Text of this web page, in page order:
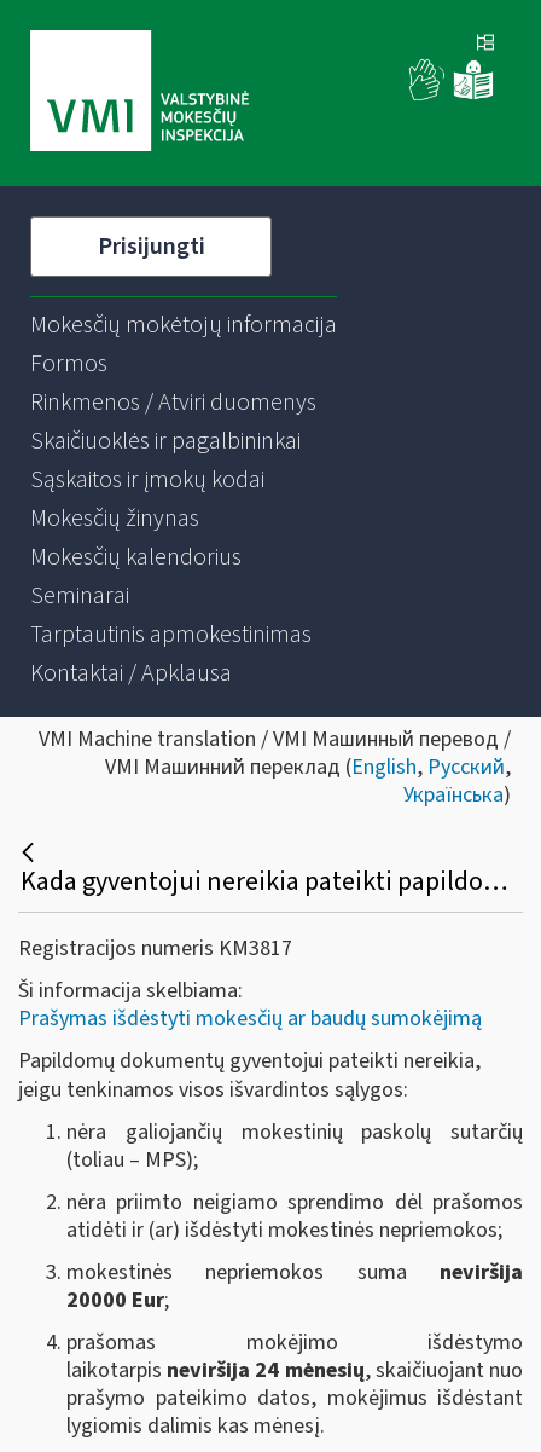
Prisijungti
Mokesčių mokėtojų informacija
Formos
Rinkmenos / Atviri duomenys
Skaičiuoklės ir pagalbininkai
Sąskaitos ir įmokų kodai
Mokesčių žinynas
Mokesčių kalendorius
Seminarai
Tarptautinis apmokestinimas
Kontaktai / Apklausa
VMI Machine translation / VMI Машинный перевод /
VMI Машинний переклад (English, Русский,
Українська)
Kada gyventojui nereikia pateikti papildomų dokumentų, teikiant prašymą dėl mokesčių (gyventojų pajamų, žemės ar kt.) mokėjimo išdėstymo dalimis?
Registracijos numeris KM3817
Ši informacija skelbiama:
Prašymas išdėstyti mokesčių ar baudų sumokėjimą
Papildomų dokumentų gyventojui pateikti nereikia,
jeigu tenkinamos visos išvardintos sąlygos:
nėra galiojančių mokestinių paskolų sutarčių
(toliau – MPS);
nėra priimto neigiamo sprendimo dėl prašomos
atidėti ir (ar) išdėstyti mokestinės nepriemokos;
mokestinės nepriemokos suma neviršija
20000 Eur;
prašomas mokėjimo išdėstymo
laikotarpis neviršija 24 mėnesių, skaičiuojant nuo
prašymo pateikimo datos, mokėjimus išdėstant
lygiomis dalimis kas mėnesį.